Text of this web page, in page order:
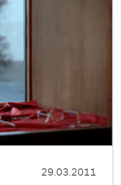
29.03.2011